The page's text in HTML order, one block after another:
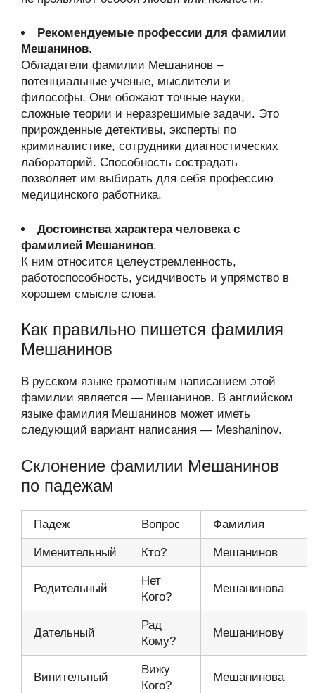
Рекомендуемые профессии для фамилии
Мешанинов.
Обладатели фамилии Мешанинов –
потенциальные ученые, мыслители и
философы. Они обожают точные науки,
сложные теории и неразрешимые задачи. Это
прирожденные детективы, эксперты по
криминалистике, сотрудники диагностических
лабораторий. Способность сострадать
позволяет им выбирать для себя профессию
медицинского работника.
Достоинства характера человека с
фамилией Мешанинов.
К ним относится целеустремленность,
работоспособность, усидчивость и упрямство в
хорошем смысле слова.
Как правильно пишется фамилия
Мешанинов
В русском языке грамотным написанием этой
фамилии является — Мешанинов. В английском
языке фамилия Мешанинов может иметь
следующий вариант написания — Meshaninov.
Склонение фамилии Мешанинов
по падежам
Падеж Вопрос Фамилия
Именительный Кто? Мешанинов
Родительный
Нет
Кого?
Мешанинова
Дательный
Рад
Кому?
Мешанинову
Винительный
Вижу
Кого?
Мешанинова